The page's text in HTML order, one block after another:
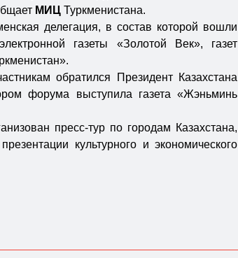
МИЦ Туркменистана.
делегация, в состав которой вошли
газеты «Золотой Век», газет
обратился Президент Казахстана
форума выступила газета «Жэньминь
пресс-тур по городам Казахстана,
культурного и экономического